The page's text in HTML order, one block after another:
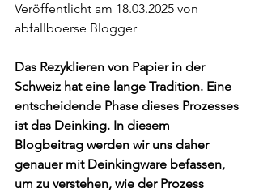
Veröffentlicht am 18.03.2025 von
abfallboerse Blogger
Das Rezyklieren von Papier in der
Schweiz hat eine lange Tradition. Eine
entscheidende Phase dieses Prozesses
ist das Deinking. In diesem
Blogbeitrag werden wir uns daher
genauer mit Deinkingware befassen,
um zu verstehen, wie der Prozess